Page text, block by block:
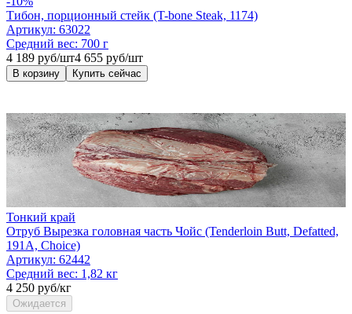
Тибон, порционный стейк (T-bone Steak, 1174)
Артикул: 63022
Средний вес: 700 г
4 189 руб/шт4 655 руб/шт
В корзину Купить сейчас
Тонкий край
Отруб Вырезка головная часть Чойс (Tenderloin Butt, Defatted,
191A, Choice)
Артикул: 62442
Средний вес: 1,82 кг
4 250 руб/кг
Ожидается